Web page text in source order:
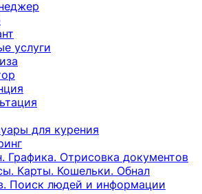
услуги
для курения
Графика. Отрисовка документов
Карты. Кошельки. Обнал
Поиск людей и информации